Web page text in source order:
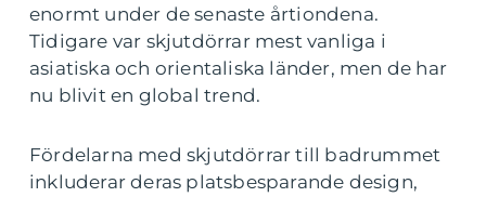
enormt under de senaste årtiondena.
Tidigare var skjutdörrar mest vanliga i
asiatiska och orientaliska länder, men de har
nu blivit en global trend.
Fördelarna med skjutdörrar till badrummet
inkluderar deras platsbesparande design,